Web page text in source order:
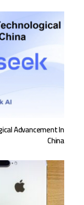
Advancement In
China